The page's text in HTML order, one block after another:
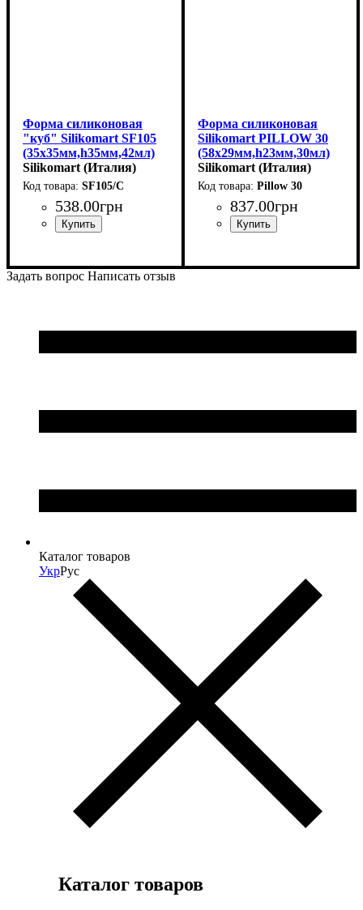
Форма силиконовая
"куб" Silikomart SF105
(35х35мм,h35мм,42мл)
Silikomart (Италия)
SF105/C
538.00грн
Форма силиконовая
Silikomart PILLOW 30
(58x29мм,h23мм,30мл)
Silikomart (Италия)
Pillow 30
837.00грн
Задать вопрос Написать отзыв
Каталог товаров
УкрРус
Каталог товаров